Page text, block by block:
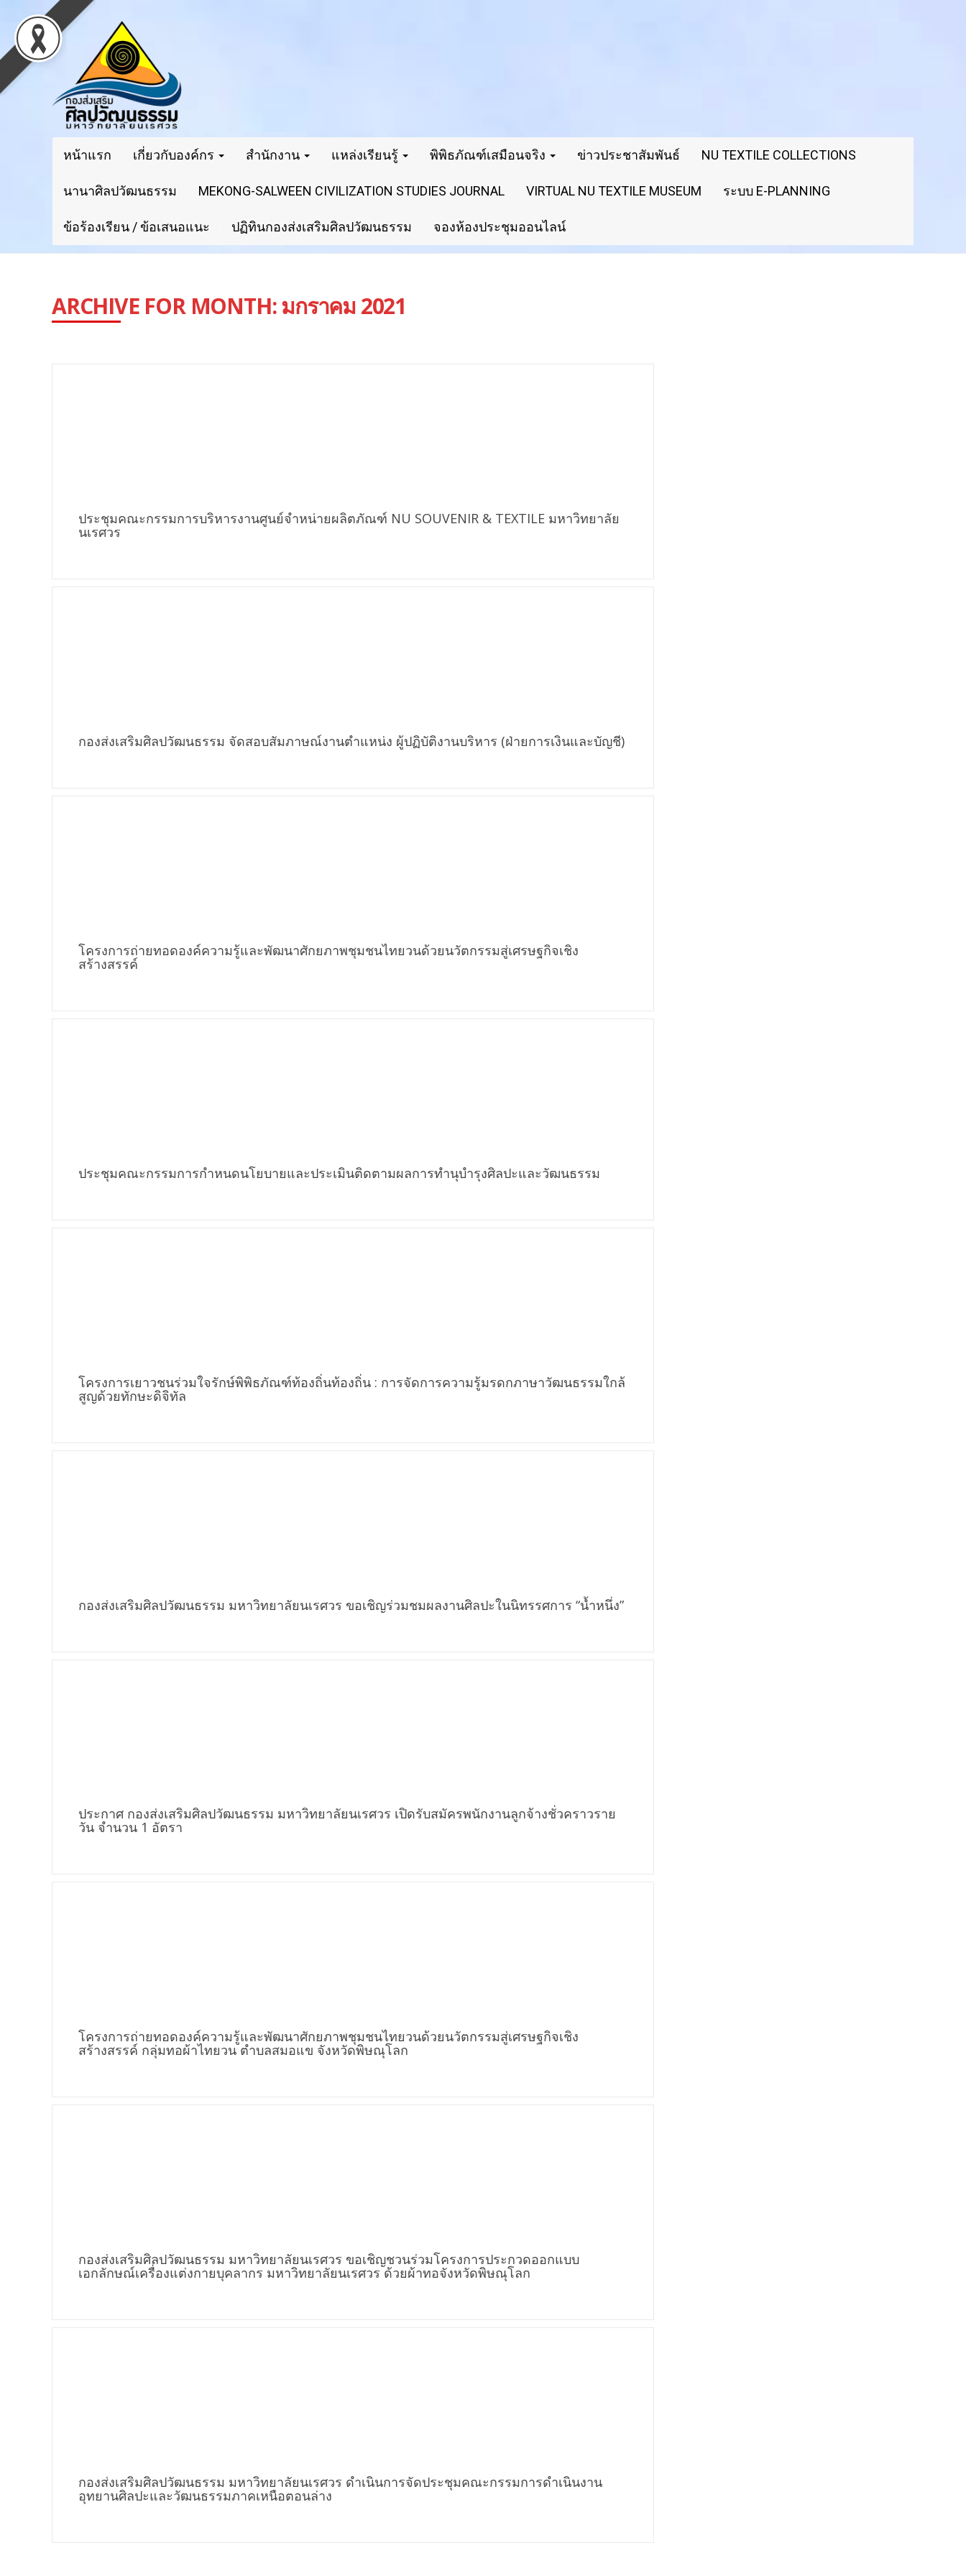
หน้าแรก เกี่ยวกับองค์กร สำนักงาน แหล่งเรียนรู้ พิพิธภัณฑ์เสมือนจริง ข่าวประชาสัมพันธ์ NU TEXTILE COLLECTIONS
นานาศิลปวัฒนธรรม MEKONG-SALWEEN CIVILIZATION STUDIES JOURNAL VIRTUAL NU TEXTILE MUSEUM ระบบ E-PLANNING
ข้อร้องเรียน / ข้อเสนอแนะ ปฏิทินกองส่งเสริมศิลปวัฒนธรรม จองห้องประชุมออนไลน์
ARCHIVE FOR MONTH:มกราคม 2021
ประชุมคณะกรรมการบริหารงานศูนย์จำหน่ายผลิตภัณฑ์ NU SOUVENIR & TEXTILE มหาวิทยาลัย
นเรศวร
กองส่งเสริมศิลปวัฒนธรรม จัดสอบสัมภาษณ์งานตำแหน่ง ผู้ปฏิบัติงานบริหาร (ฝ่ายการเงินและบัญชี)
โครงการถ่ายทอดองค์ความรู้และพัฒนาศักยภาพชุมชนไทยวนด้วยนวัตกรรมสู่เศรษฐกิจเชิง
สร้างสรรค์
ประชุมคณะกรรมการกำหนดนโยบายและประเมินติดตามผลการทำนุบำรุงศิลปะและวัฒนธรรม
โครงการเยาวชนร่วมใจรักษ์พิพิธภัณฑ์ท้องถิ่นท้องถิ่น : การจัดการความรู้มรดกภาษาวัฒนธรรมใกล้
สูญด้วยทักษะดิจิทัล
กองส่งเสริมศิลปวัฒนธรรม มหาวิทยาลัยนเรศวร ขอเชิญร่วมชมผลงานศิลปะในนิทรรศการ “น้ำหนึ่ง”
ประกาศ กองส่งเสริมศิลปวัฒนธรรม มหาวิทยาลัยนเรศวร เปิดรับสมัครพนักงานลูกจ้างชั่วคราวราย
วัน จำนวน 1 อัตรา
โครงการถ่ายทอดองค์ความรู้และพัฒนาศักยภาพชุมชนไทยวนด้วยนวัตกรรมสู่เศรษฐกิจเชิง
สร้างสรรค์ กลุ่มทอผ้าไทยวน ตำบลสมอแข จังหวัดพิษณุโลก
กองส่งเสริมศิลปวัฒนธรรม มหาวิทยาลัยนเรศวร ขอเชิญชวนร่วมโครงการประกวดออกแบบ
เอกลักษณ์เครื่องแต่งกายบุคลากร มหาวิทยาลัยนเรศวร ด้วยผ้าทอจังหวัดพิษณุโลก
กองส่งเสริมศิลปวัฒนธรรม มหาวิทยาลัยนเรศวร ดำเนินการจัดประชุมคณะกรรมการดำเนินงาน
อุทยานศิลปะและวัฒนธรรมภาคเหนือตอนล่าง